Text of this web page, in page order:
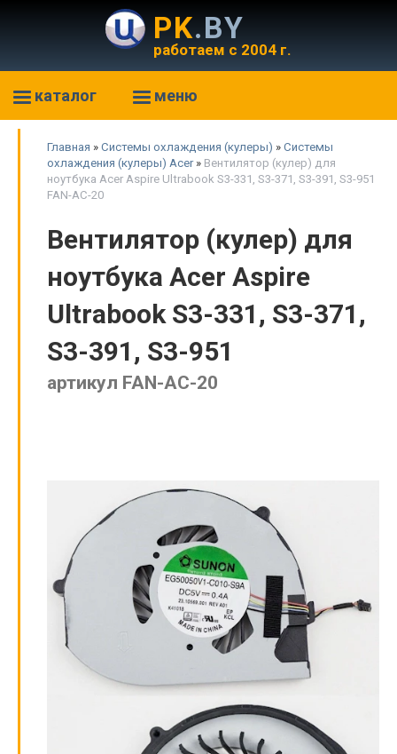
PK.BY
работаем с 2004 г.
каталог меню
Главная » Системы охлаждения (кулеры) » Системы
охлаждения (кулеры) Acer » Вентилятор (кулер) для
ноутбука Acer Aspire Ultrabook S3-331, S3-371, S3-391, S3-951
FAN-AC-20
Вентилятор (кулер) для
ноутбука Acer Aspire
Ultrabook S3-331, S3-371,
S3-391, S3-951
артикул FAN-AC-20